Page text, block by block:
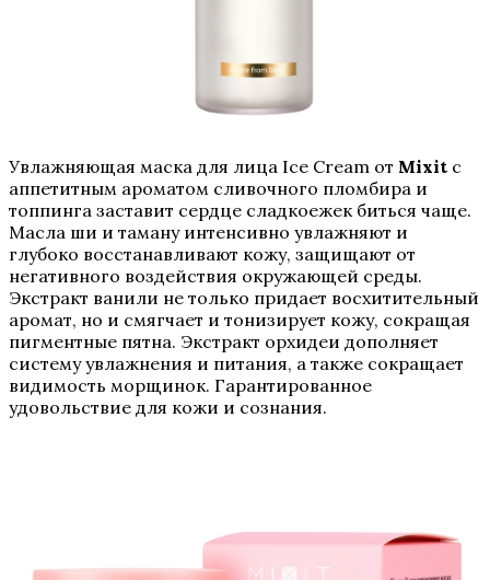
Увлажняющая маска для лица Ice Cream от Mixit с
аппетитным ароматом сливочного пломбира и
топпинга заставит сердце сладкоежек биться чаще.
Масла ши и таману интенсивно увлажняют и
глубоко восстанавливают кожу, защищают от
негативного воздействия окружающей среды.
Экстракт ванили не только придает восхитительный
аромат, но и смягчает и тонизирует кожу, сокращая
пигментные пятна. Экстракт орхидеи дополняет
систему увлажнения и питания, а также сокращает
видимость морщинок. Гарантированное
удовольствие для кожи и сознания.